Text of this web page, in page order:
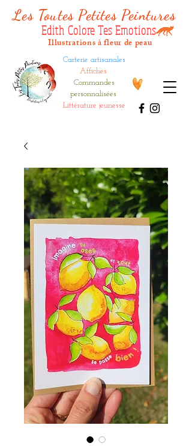
Carterie artisanales
Affiches
Commandes
personnalisées
Littérature jeunesse
Les Toutes Petites Peintures
Edith Colore Tes Emotions
Illustrations à fleur de peau